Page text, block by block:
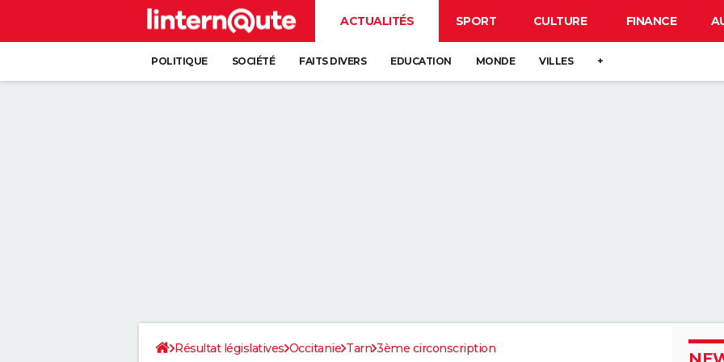
ACTUALITÉS SPORT CULTURE FINANCE
POLITIQUE SOCIÉTÉ FAITS DIVERS EDUCATION MONDE VILLES +
Résultat législatives Occitanie Tarn 3ème circonscription